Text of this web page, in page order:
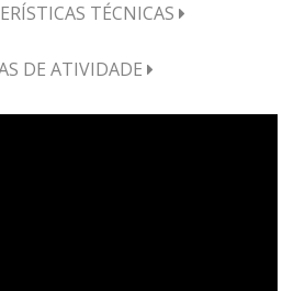
TÉCNICAS
DE ATIVIDADE